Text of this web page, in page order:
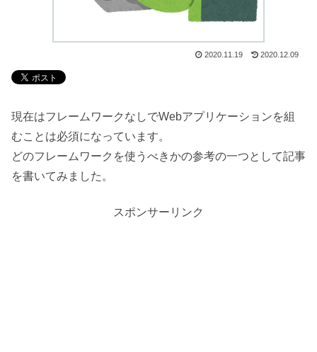
2020.11.19 2020.12.09
現在はフレームワークなしでWebアプリケーションを組
むことは必須になっています。
どのフレームワークを使うべきかの参考の一つとして記事
を書いてみました。
スポンサーリンク